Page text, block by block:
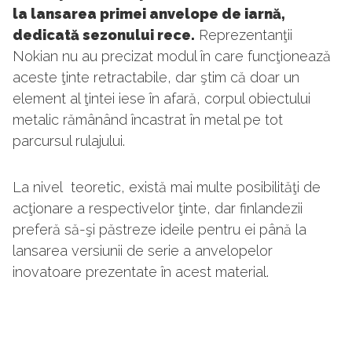
la lansarea primei anvelope de iarnă,
dedicată sezonului rece. Reprezentanţii
Nokian nu au precizat modul în care funcţionează
aceste ţinte retractabile, dar ştim că doar un
element al ţintei iese în afară, corpul obiectului
metalic rămânând încastrat în metal pe tot
parcursul rulajului.
La nivel teoretic, există mai multe posibilităţi de
acţionare a respectivelor ţinte, dar finlandezii
preferă să-şi păstreze ideile pentru ei până la
lansarea versiunii de serie a anvelopelor
inovatoare prezentate în acest material.